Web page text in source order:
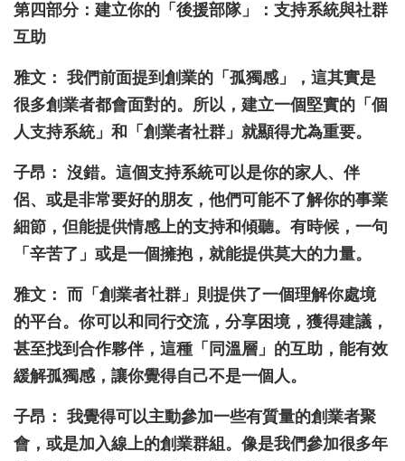
第四部分：建立你的「後援部隊」：支持系統與社群
互助
雅文： 我們前面提到創業的「孤獨感」，這其實是
很多創業者都會面對的。所以，建立一個堅實的「個
人支持系統」和「創業者社群」就顯得尤為重要。
子昂： 沒錯。這個支持系統可以是你的家人、伴
侶、或是非常要好的朋友，他們可能不了解你的事業
細節，但能提供情感上的支持和傾聽。有時候，一句
「辛苦了」或是一個擁抱，就能提供莫大的力量。
雅文： 而「創業者社群」則提供了一個理解你處境
的平台。你可以和同行交流，分享困境，獲得建議，
甚至找到合作夥伴，這種「同溫層」的互助，能有效
緩解孤獨感，讓你覺得自己不是一個人。
子昂： 我覺得可以主動參加一些有質量的創業者聚
會，或是加入線上的創業群組。像是我們參加很多年